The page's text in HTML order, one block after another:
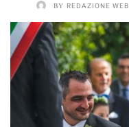
BY REDAZIONE WEB